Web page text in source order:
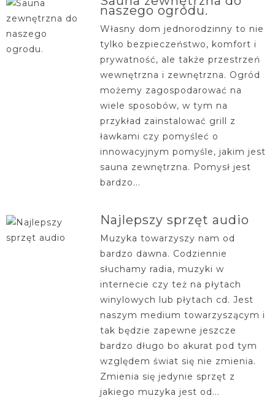
naszego ogrodu.
Własny dom jednorodzinny to nie
tylko bezpieczeństwo, komfort i
prywatność, ale także przestrzeń
wewnętrzna i zewnętrzna. Ogród
możemy zagospodarować na
wiele sposobów, w tym na
przykład zainstalować grill z
ławkami czy pomyśleć o
innowacyjnym pomyśle, jakim jest
sauna zewnętrzna. Pomysł jest
bardzo...
Najlepszy sprzęt audio
Muzyka towarzyszy nam od
bardzo dawna. Codziennie
słuchamy radia, muzyki w
internecie czy też na płytach
winylowych lub płytach cd. Jest
naszym medium towarzyszącym i
tak będzie zapewne jeszcze
bardzo długo bo akurat pod tym
względem świat się nie zmienia.
Zmienia się jedynie sprzęt z
jakiego muzyka jest od...